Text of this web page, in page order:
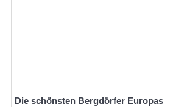
Die schönsten Bergdörfer Europas